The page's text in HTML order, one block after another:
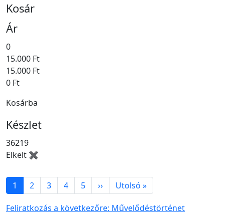
Kosár
Ár
0
15.000 Ft
15.000 Ft
0 Ft
Kosárba
Készlet
36219
Elkelt ✖
Oldalszámozás
1 2 3 4 5 ››Következő oldal
Utolsó »Utolsó oldal
Feliratkozás a következőre: Művelődéstörténet